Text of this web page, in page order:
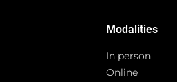
Modalities
In person
Online